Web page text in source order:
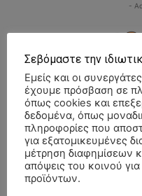
-
Σεβόμαστε την
Εμείς και οι
έχουμε πρόσβαση σε
όπως cookies και
δεδομένα, όπως
πληροφορίες που
για εξατομικευμένες
μέτρηση διαφημίσεων
απόψεις του κοινού
προϊόντων.